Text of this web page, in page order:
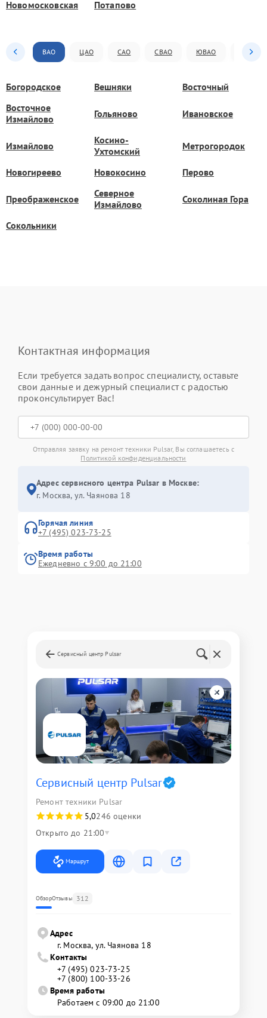
Новомосковская Потапово
ВАО ЦАО САО СВАО ЮВАО ЮАО
Богородское Вешняки
Восточный
Восточное
Измайлово
Гольяново Ивановское
Измайлово
Косино-
Ухтомский
Метрогородок
Новогиреево Новокосино Перово
Преображенское
Северное
Измайлово
Соколиная Гора
Сокольники
Контактная информация
Если требуется задать вопрос специалисту, оставьте
свои данные и дежурный специалист с радостью
проконсультирует Вас!
Отправляя заявку на ремонт техники Pulsar, Вы соглашаетесь с
Политикой конфиденциальности
Адрес сервисного центра Pulsar в Москве:
г. Москва, ул. Чаянова 18
Горячая линия
+7 (495) 023-73-25
Время работы
Ежедневно с 9:00 до 21:00
Сервисный центр Pulsar
Сервисный центр Pulsar
Ремонт техники Pulsar
5,0246 оценки
Открыто до 21:00
Маршрут
ОбзорОтзывы 312
Адрес
г. Москва, ул. Чаянова 18
Контакты
+7 (495) 023-73-25
+7 (800) 100-33-26
Время работы
Работаем с 09:00 до 21:00